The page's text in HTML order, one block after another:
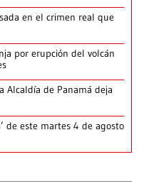
en el crimen real que
por erupción del volcán
Alcaldía de Panamá deja
de este martes 4 de agosto